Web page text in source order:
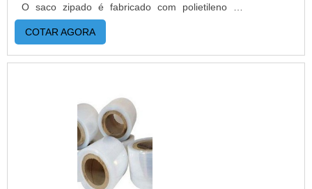
O saco zipado é fabricado com polietileno de
baixa densidade (PEBD). Impressos ou lisos,
transparentes ou pigmentados em até 6 cores. O
produto já ganhou espaço a muito tempo na
RELEVANTES SOBRE O PRODUTOO zip mostra-
se cada vez mais como a solução mais prática e
rentável na indústria alimentícia por proporcionar
ao consumidor abrir a embalagem e ter a
liberdade de fechar novamente, garantindo a
COTAR AGORA